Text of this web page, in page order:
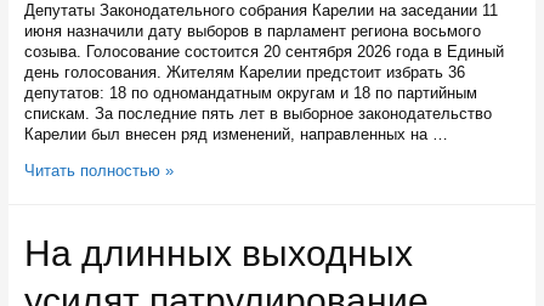
Депутаты Законодательного собрания Карелии на заседании 11
июня назначили дату выборов в парламент региона восьмого
созыва. Голосование состоится 20 сентября 2026 года в Единый
день голосования. Жителям Карелии предстоит избрать 36
депутатов: 18 по одномандатным округам и 18 по партийным
спискам. За последние пять лет в выборное законодательство
Карелии был внесен ряд изменений, направленных на …
Законодательное
дату
выборов
в
Читать полностью »
На длинных выходных